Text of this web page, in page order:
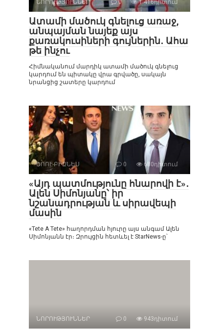
ՆՈՐՈՒԹՅՈՒՆՆԵՐ 0 1 416դիտում
Ատամի մածուկ գնելուց առաջ,
անպայման նայեք այս
քառակուսիների գույներին․ Ահա
թե ինչու
Հիմնականում մարդիկ ատամի մածուկ գնելուց
կարդում են պիտակը վրա գրվածը, սակայն
նրանցից շատերը կարդում
ՇՈՈՒ-ԲԻԶՆԵՍ 0 680դիտում
«Այդ պատմությունը հնարովի է»․
Ալեն Սիմոնյանը՝ իր
նշանադրության և սիրավեպի
մասին
«Tete A Tete» հաղորդման հյուրը այս անգամ Ալեն
Սիմոնյանն էր։ Զրույցին հետևել է StarNews-ը՝
ՆՈՐՈՒԹՅՈՒՆՆԵՐ 0 943դիտում